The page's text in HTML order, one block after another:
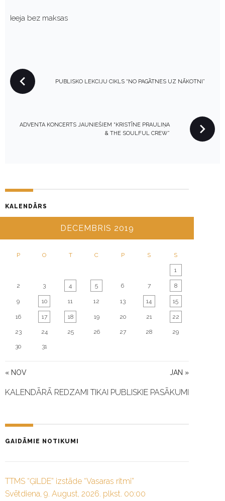
Ieeja bez maksas
P
O
A
T
I
PUBLISKO LEKCIJU CIKLS “NO PAGĀTNES UZ NĀKOTNI”
ADVENTA KONCERTS JAUNIEŠIEM “KRISTĪNE PRAULIŅA
& THE SOULFUL CREW”
KALENDĀRS
DECEMBRIS 2019
P O T C P S S
« NOV JAN »
1
2 3 4 5 6 7 8
9 10 11 12 13 14 15
16 17 18 19 20 21 22
23 24 25 26 27 28 29
30 31
KALENDĀRĀ REDZAMI TIKAI PUBLISKIE PASĀKUMI
GAIDĀMIE NOTIKUMI
TTMS “ĢILDE” izstāde “Vasaras ritmi”
Svētdiena, 9. August, 2026. plkst. 00:00